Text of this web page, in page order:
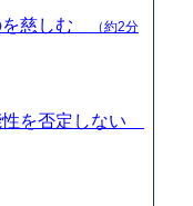
を慈しむ
（約2分
性を否定しない